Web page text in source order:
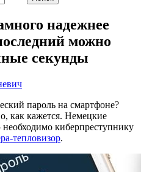
надежнее
можно
секунды
пароль на смартфоне?
как кажется. Немецкие
киберпреступнику
тепловизор.